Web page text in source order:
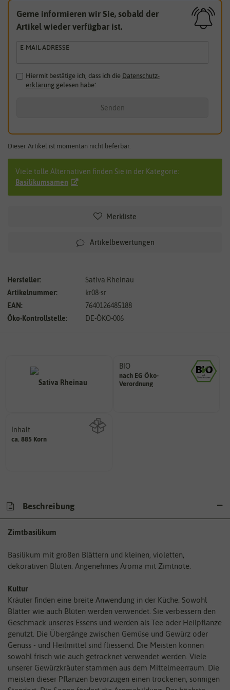
Gerne informieren wir Sie, sobald der
Artikel wieder verfügbar ist.
E-MAIL-ADRESSE
Hiermit bestätige ich, dass ich die Daten­schutz­
erklärunggelesen habe.*
Senden
Dieser Artikel ist momentan nicht lieferbar.
Viele tolle Alternativen finden Sie in der Kategorie:
Basilikumsamen
Merkliste
Artikelbewertungen
Hersteller:
Sativa Rheinau
Artikelnummer:
kr08-sr
EAN:
7640126485188
Öko-Kontrollstelle:
DE-ÖKO-006
BIO
nach EG Öko-
Verordnung
den Richtlinien der biologischen
Landwirtschaft arbeiten.
Inhalt
ca. 885 KornWie viel ist enthalten
Beschreibung
Zimtbasilikum
Basilikum mit großen Blättern und kleinen, violetten,
dekorativen Blüten. Angenehmes Aroma mit Zimtnote.
Kultur
Kräuter finden eine breite Anwendung in der Küche. Sowohl
Blätter wie auch Blüten werden verwendet. Sie verbessern den
Geschmack unseres Essens und werden als Tee oder Heilpflanze
genutzt. Die Übergänge zwischen Gemüse und Gewürz oder
Genuss - und Heilmittel sind fliessend. Die Meisten können
sowohl frisch wie auch getrocknet verwendet werden. Viele
unserer Gewürzkräuter stammen aus dem Mittelmeerraum. Die
meisten dieser Pflanzen bevorzugen einen trockenen, sonnigen